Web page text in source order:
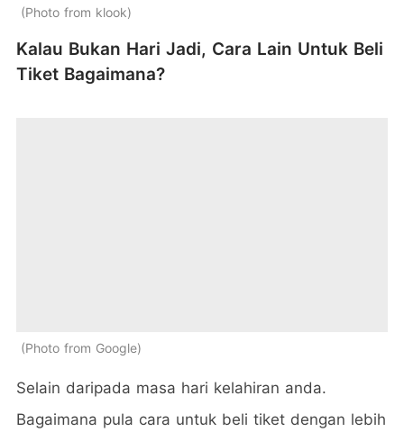
Photo from klook
Kalau Bukan Hari Jadi, Cara Lain Untuk Beli
Tiket Bagaimana?
Photo from Google
Selain daripada masa hari kelahiran anda.
Bagaimana pula cara untuk beli tiket dengan lebih